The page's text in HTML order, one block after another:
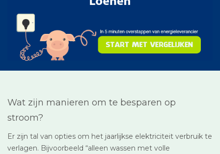
Wat zijn manieren om te besparen op
stroom?
Er zijn tal van opties om het jaarlijkse elektriciteit verbruik te
verlagen. Bijvoorbeeld “alleen wassen met volle